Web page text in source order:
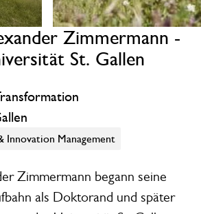
Zimmermann -
St. Gallen
Management
​­­Inno­vation Manage­ment­
Zimmermann begann seine
als Doktorand und später